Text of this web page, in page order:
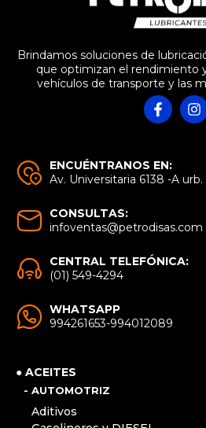
Brindamos soluciones de
que optimizan el rendimiento
vehículos de transporte y las
ENCUÉNTRANOS EN:
Av. Universitaria 6138 -A
CONSULTAS:
infoventas@petrodisas.com
CENTRAL TELEFÓNICA:
(01) 549-4294
WHATSAPP
994261653-994012089
● ACEITES
- AUTOMOTRIZ
Aditivos